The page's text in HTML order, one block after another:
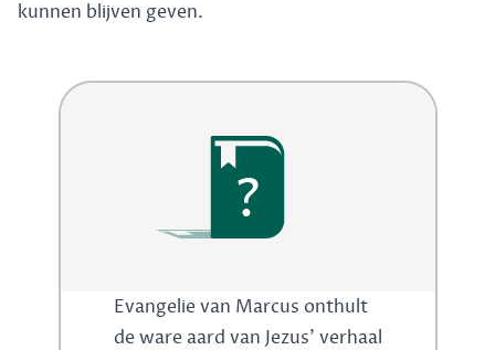
kunnen blijven geven.
?
Evangelie van Marcus onthult
de ware aard van Jezus' verhaal